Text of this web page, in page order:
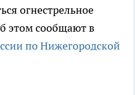
огнестрельное
этом сообщают в
по Нижегородской